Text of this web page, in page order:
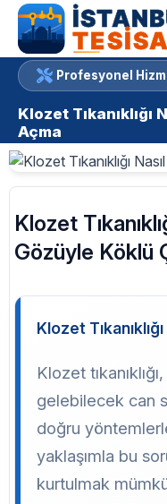
Profesyonel
Klozet Tıkanıklığı
Açma
Klozet
Gözüyle Köklü
Klozet
Klozet
gelebilecek can
doğru
yaklaşımla bu
kurtulmak